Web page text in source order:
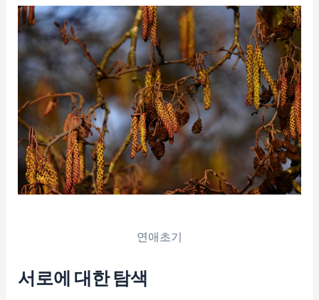
연애초기
서로에 대한 탐색